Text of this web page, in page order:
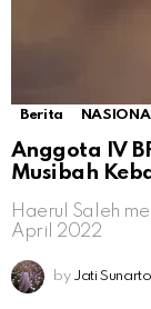
Berita
Anggota IV
Musibah
Haerul Saleh
April 2022
by Jati Sunarto